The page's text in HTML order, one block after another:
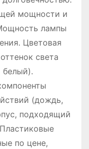
мощности и
лампы
Цветовая
света
белый).
(дождь,
подходящий
по цене,